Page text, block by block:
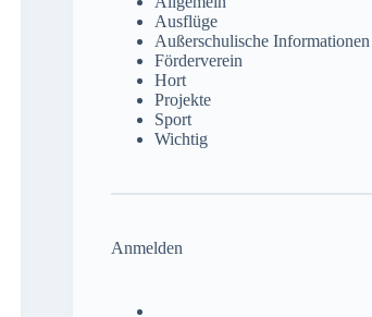
Ausflüge
Außerschulische Informationen
Förderverein
Hort
Projekte
Sport
Wichtig
Anmelden